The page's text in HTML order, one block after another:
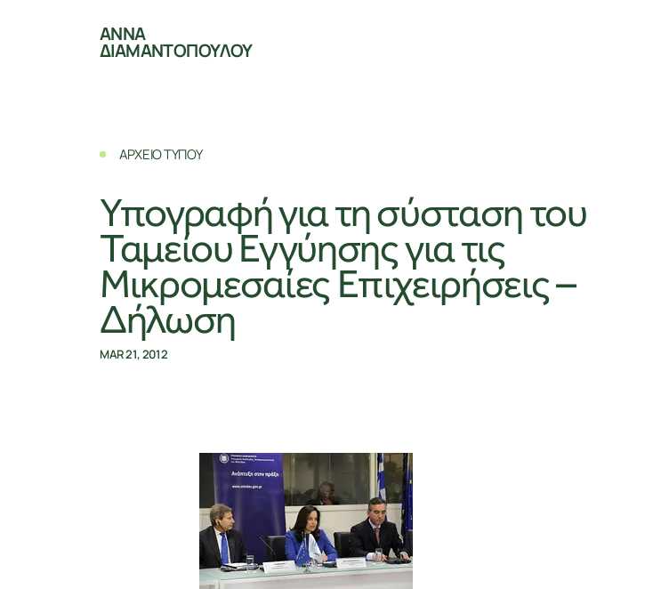
ΑΝΝΑ
ΔΙΑΜΑΝΤΟΠΟΥΛΟΥ
ΑΡΧΕΙΟ ΤΥΠΟΥ
Υπογραφή για τη σύσταση του
Ταμείου Εγγύησης για τις
Μικρομεσαίες Επιχειρήσεις –
Δήλωση
MAR 21, 2012